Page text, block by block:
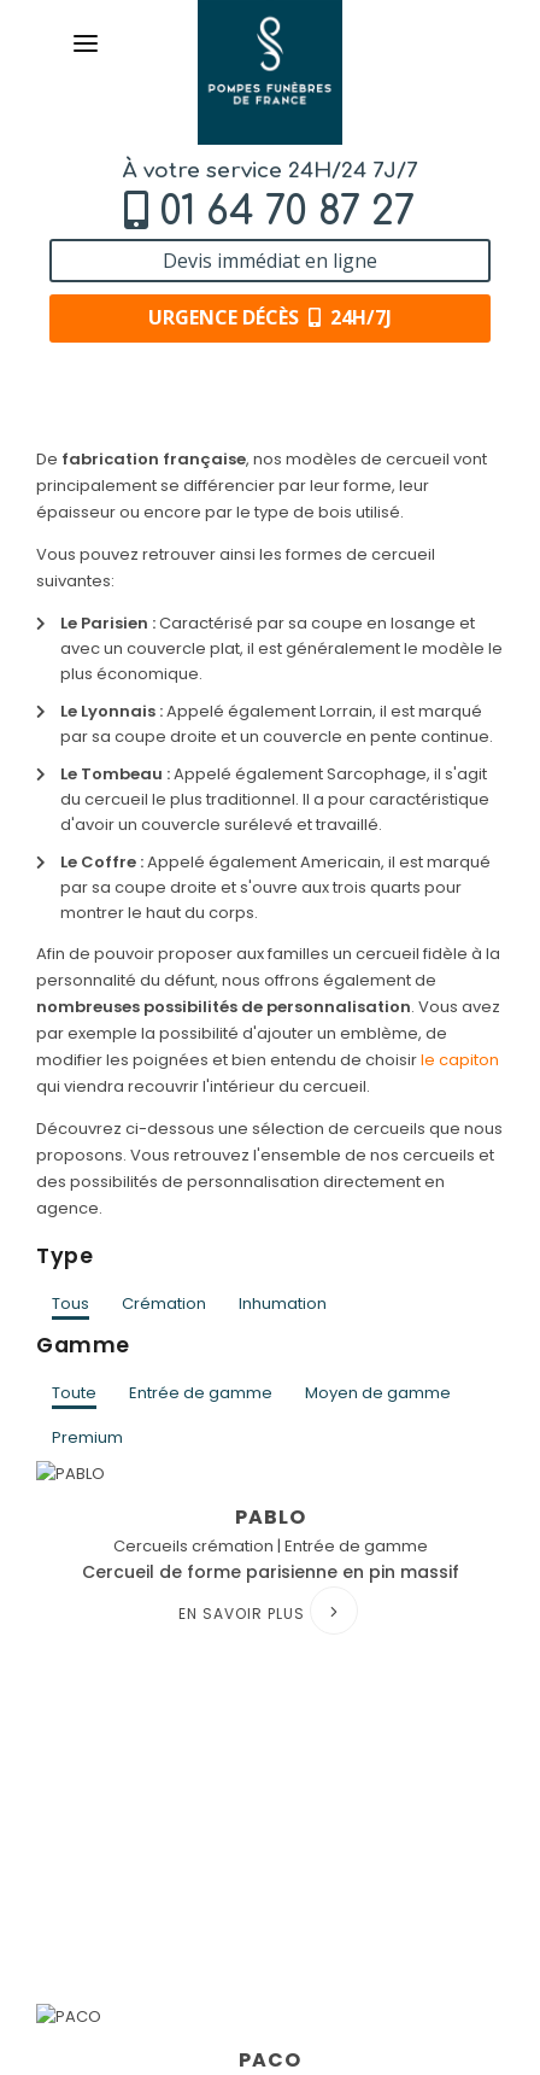
À votre service 24H/24 7J/7
01 64 70 87 27
Devis immédiat en ligne
URGENCE DÉCÈS 24H/7J
ORGANISER DES OBSÈQUES
Entretien de sépulture
Livraison de Fleurs Naturelles
Livraison de plaques
Nos capitons funéraires
Nos cercueils
Nos fleurs naturelles
Nos monuments
Nos urnes funéraires
Rapatriement
Services aux familles
NOTRE AGENCE
De fabrication française, nos modèles de cercueil vont
principalement se différencier par leur forme, leur
épaisseur ou encore par le type de bois utilisé.
Vous pouvez retrouver ainsi les formes de cercueil
suivantes:
Le Parisien :Caractérisé par sa coupe en losange et
avec un couvercle plat, il est généralement le modèle le
plus économique.
Le Lyonnais :Appelé également Lorrain, il est marqué
par sa coupe droite et un couvercle en pente continue.
Le Tombeau :Appelé également Sarcophage, il s'agit
du cercueil le plus traditionnel. Il a pour caractéristique
d'avoir un couvercle surélevé et travaillé.
Le Coffre :Appelé également Americain, il est marqué
par sa coupe droite et s'ouvre aux trois quarts pour
montrer le haut du corps.
Afin de pouvoir proposer aux familles un cercueil fidèle à la
personnalité du défunt, nous offrons également de
nombreuses possibilités de personnalisation. Vous avez
par exemple la possibilité d'ajouter un emblème, de
modifier les poignées et bien entendu de choisirle capiton
qui viendra recouvrir l'intérieur du cercueil.
Découvrez ci-dessous une sélection de cercueils que nous
proposons. Vous retrouvez l'ensemble de nos cercueils et
des possibilités de personnalisation directement en
agence.
Type
Tous Crémation Inhumation
Gamme
Toute Entrée de gamme
Moyen de gamme
Premium
PABLO
Cercueils crémation | Entrée de gamme
Cercueil de forme parisienne en pin massif
EN SAVOIR PLUS
PACO